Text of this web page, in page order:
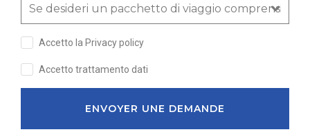
Accetto la Privacy policy
Accetto trattamento dati
ENVOYER UNE DEMANDE